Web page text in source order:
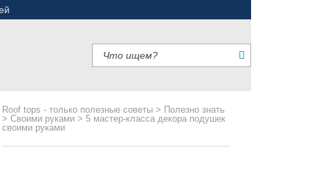
Roof tops - только полезные советы > Полезно знать
> Своими руками > 5 мастер-класса декора подушек
своими руками